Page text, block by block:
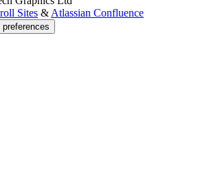
Sites & Atlassian Confluence
preferences